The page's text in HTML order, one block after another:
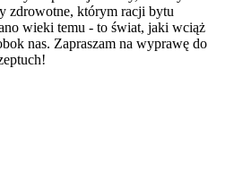
zdrowotne, którym racji bytu
wieki temu - to świat, jaki wciąż
nas. Zapraszam na wyprawę do